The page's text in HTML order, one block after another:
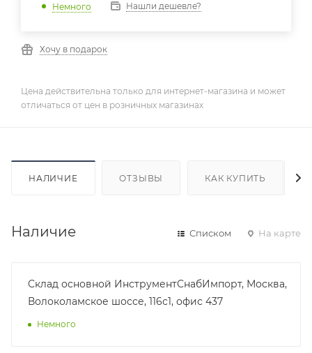
Немного Нашли дешевле?
Хочу в подарок
Цена действительна только для интернет-магазина и может
отличаться от цен в розничных магазинах
НАЛИЧИЕ ОТЗЫВЫ КАК КУПИТЬ
Наличие Списком На карте
Склад основной ИнструментСнабИмпорт, Москва,
Волоколамское шоссе, 116с1, офис 437
Немного